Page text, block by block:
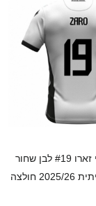
ילדים ג'ובאני זארו #19 לבן שחור
כתום ג'רזי ביתית 2025/26 חולצה